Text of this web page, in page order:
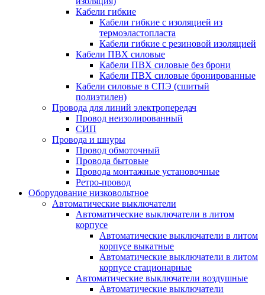
Кабели гибкие
Кабели гибкие с изоляцией из
термоэластопласта
Кабели гибкие с резиновой изоляцией
Кабели ПВХ силовые
Кабели ПВХ силовые без брони
Кабели ПВХ силовые бронированные
Кабели силовые в СПЭ (сшитый
полиэтилен)
Провода для линий электропередач
Провод неизолированный
СИП
Провода и шнуры
Провод обмоточный
Провода бытовые
Провода монтажные установочные
Ретро-провод
Оборудование низковольтное
Автоматические выключатели
Автоматические выключатели в литом
корпусе
Автоматические выключатели в литом
корпусе выкатные
Автоматические выключатели в литом
корпусе стационарные
Автоматические выключатели воздушные
Автоматические выключатели